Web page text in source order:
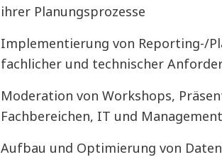
ihrer Planungsprozesse
Implementierung von Reporting-/
fachlicher und technischer
Moderation von Workshops,
Fachbereichen, IT und Management
Aufbau und Optimierung von